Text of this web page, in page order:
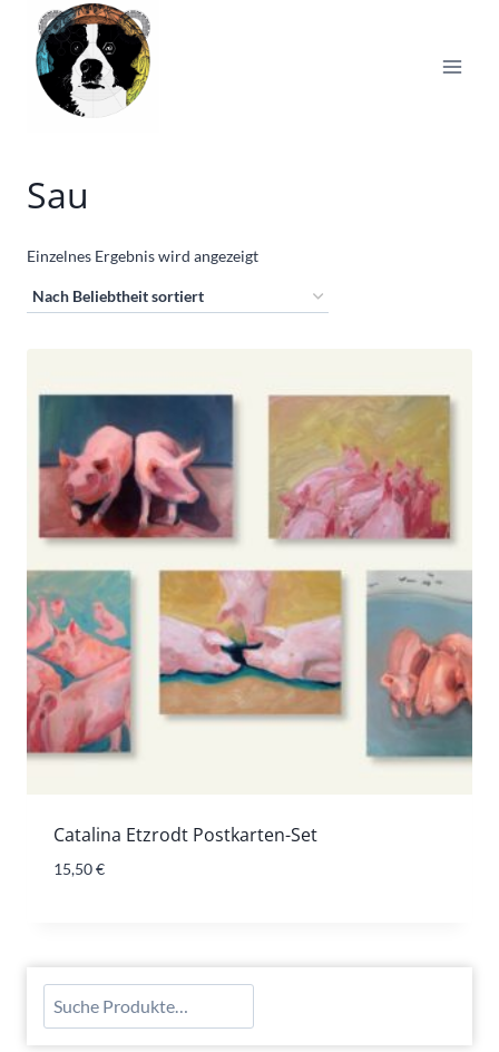
Inhalt
springen
Sau
Einzelnes Ergebnis wird angezeigt
Catalina Etzrodt Postkarten-Set
15,50€
Suchen